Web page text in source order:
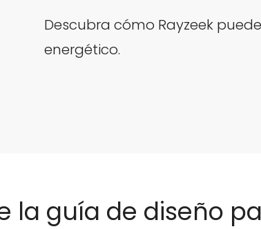
Descubra cómo Rayzeek
energético.
la guía de diseño